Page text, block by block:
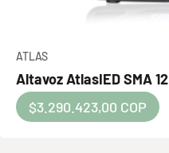
ATLAS
Altavoz AtlasIED SMA 12
Precio de oferta
$3.290.423,00 COP